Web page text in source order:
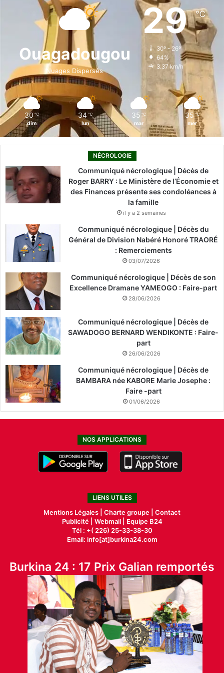
e
b
o
k
i
n
t
a
g
r
T
o
k
Ouagadougou
Nuages Dispersés
29℃
30º - 26º
64%
3.37 km/h
30 ℃
dim
34 ℃
lun
35 ℃
mar
35 ℃
mer
NÉCROLOGIE
Communiqué nécrologique | Décès de
Roger BARRY : Le Ministère de l’Économie et
des Finances présente ses condoléances à
la famille
il y a 2 semaines
Communiqué nécrologique | Décès du
Général de Division Nabéré Honoré TRAORÉ
: Remerciements
03/07/2026
Communiqué nécrologique | Décès de son
Excellence Dramane YAMEOGO : Faire-part
28/06/2026
Communiqué nécrologique | Décès de
SAWADOGO BERNARD WENDIKONTE : Faire-
part
26/06/2026
Communiqué nécrologique | Décès de
BAMBARA née KABORE Marie Josephe :
Faire -part
01/06/2026
NOS APPLICATIONS
LIENS UTILES
Mentions Légales | Charte groupe | Contact
Publicité| Webmail |
Equipe B24
Tél : +( 226) 25-33-38-30
Email: info[at]burkina24.com
Burkina 24 : 17 Prix Galian remportés